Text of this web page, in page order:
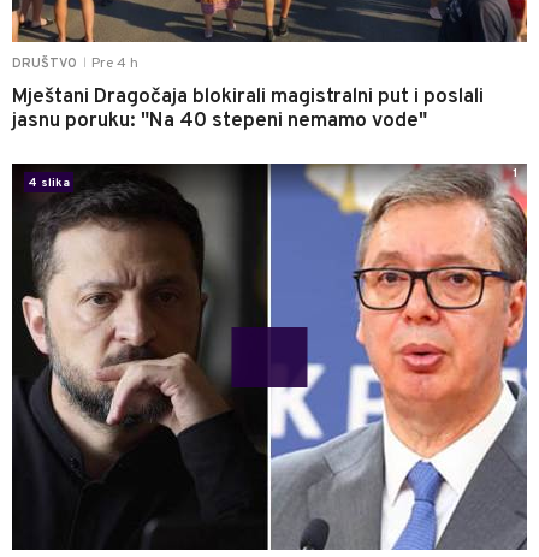
DRUŠTVO Pre 4 h
Mještani Dragočaja blokirali magistralni put i poslali
jasnu poruku: "Na 40 stepeni nemamo vode"
4 slika
1